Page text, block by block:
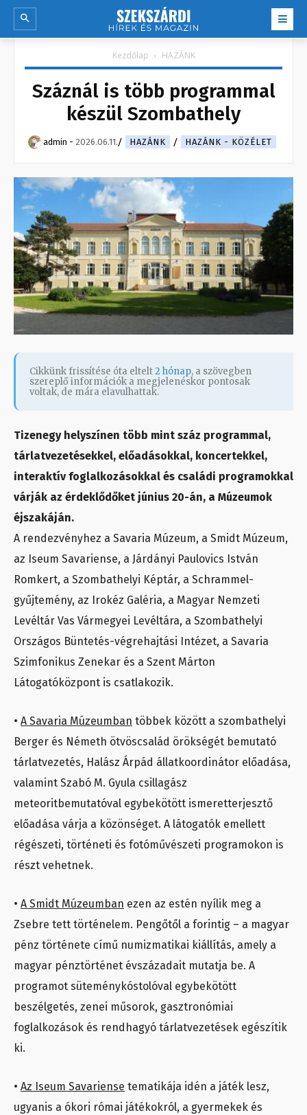
Kezdőlap HAZÁNK
Száznál is több programmal
készül Szombathely
admin - 2026.06.11. HAZÁNK HAZÁNK - KÖZÉLET
Cikkünk frissítése óta eltelt2 hónap, a szövegben
szereplő információk a megjelenéskor pontosak
voltak, de mára elavulhattak.
Tizenegy helyszínen több mint száz programmal,
tárlatvezetésekkel, előadásokkal, koncertekkel,
interaktív foglalkozásokkal és családi programokkal
várják az érdeklődőket június 20-án, a Múzeumok
éjszakáján.
A rendezvényhez a Savaria Múzeum, a Smidt Múzeum,
az Iseum Savariense, a Járdányi Paulovics István
Romkert, a Szombathelyi Képtár, a Schrammel-
gyűjtemény, az Irokéz Galéria, a Magyar Nemzeti
Levéltár Vas Vármegyei Levéltára, a Szombathelyi
Országos Büntetés-végrehajtási Intézet, a Savaria
Szimfonikus Zenekar és a Szent Márton
Látogatóközpont is csatlakozik.
• A Savaria Múzeumban többek között a szombathelyi
Berger és Németh ötvöscsalád örökségét bemutató
tárlatvezetés, Halász Árpád állatkoordinátor előadása,
valamint Szabó M. Gyula csillagász
meteoritbemutatóval egybekötött ismeretterjesztő
előadása várja a közönséget. A látogatók emellett
régészeti, történeti és fotóművészeti programokon is
részt vehetnek.
• A Smidt Múzeumban ezen az estén nyílik meg a
Zsebre tett történelem. Pengőtől a forintig – a magyar
pénz története című numizmatikai kiállítás, amely a
magyar pénztörténet évszázadait mutatja be. A
programot süteménykóstolóval egybekötött
beszélgetés, zenei műsorok, gasztronómiai
foglalkozások és rendhagyó tárlatvezetések egészítik
ki.
• Az Iseum Savariense tematikája idén a játék lesz,
ugyanis a ókori római játékokról, a gyermekek és